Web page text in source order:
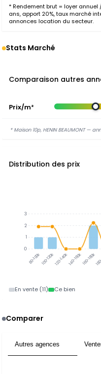
* Rendement brut = loyer
ans, apport 20%, taux marché
annonces location du secteur.
Stats Marché
Comparaison autres
Prix/m²
* Maison 10p, HENIN BEAUMONT —
Distribution des prix
80-100k100-120k120-140k 140-160k160-180k
3
2
1
0
En vente (11) Ce bien
Comparer
Autres agences